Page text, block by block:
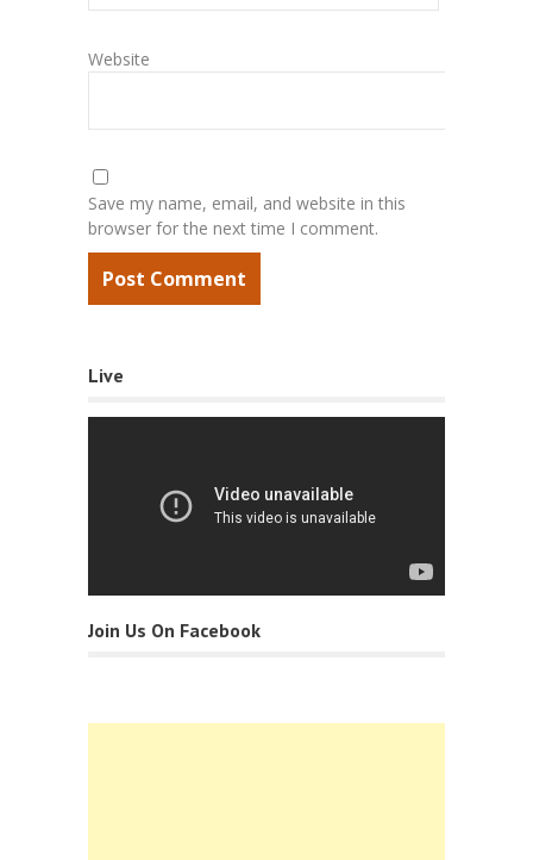
Website
Save my name, email, and website in this
browser for the next time I comment.
Live
Join Us On Facebook